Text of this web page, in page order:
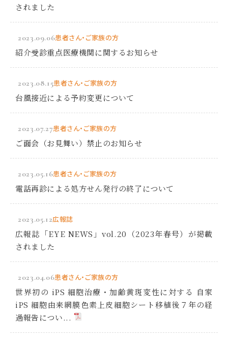
されました
2023.09.06患者さん・ご家族の方
紹介受診重点医療機関に関するお知らせ
2023.08.15患者さん・ご家族の方
台風接近による予約変更について
2023.07.27患者さん・ご家族の方
ご面会（お見舞い）禁止のお知らせ
2023.05.16患者さん・ご家族の方
電話再診による処方せん発行の終了について
2023.05.12広報誌
広報誌「EYE NEWS」vol.20（2023年春号）が掲載
されました
2023.04.06患者さん・ご家族の方
世界初の iPS 細胞治療・加齢黄斑変性に対する 自家
iPS 細胞由来網膜色素上皮細胞シート移植後７年の経
過報告につい...